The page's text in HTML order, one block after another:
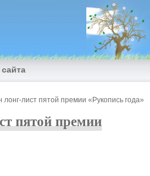
лист пятой премии «Рукопись года»
пятой премии